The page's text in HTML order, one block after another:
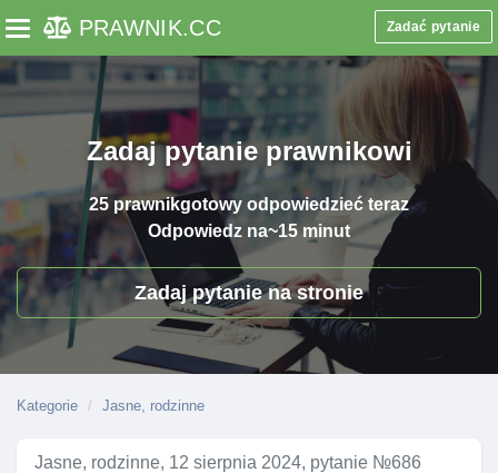
Toggle navigation
PRAWNIK.CC Zadać pytanie
Zadaj pytanie prawnikowi
25 prawnikgotowy odpowiedzieć teraz
Odpowiedz na~15 minut
Zadaj pytanie na stronie
Kategorie Jasne, rodzinne
Jasne, rodzinne, 12 sierpnia 2024, pytanie №686